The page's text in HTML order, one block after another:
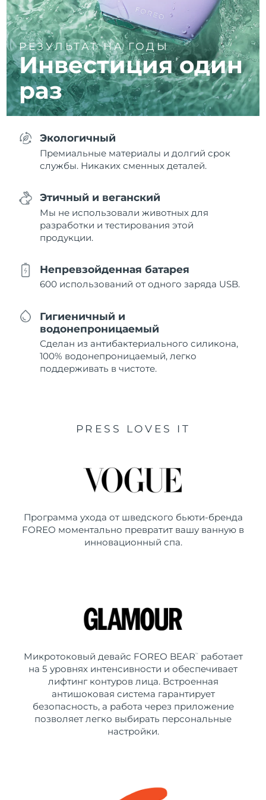
РЕЗУЛЬТАТ НА ГОДЫ
Инвестиция один
раз
Экологичный
Премиальные материалы и долгий срок
службы. Никаких сменных деталей.
Этичный и веганский
Мы не использовали животных для
разработки и тестирования этой
продукции.
Непревзойденная батарея
600 использований от одного заряда USB.
Гигиеничный и
водонепроницаемый
Сделан из антибактериального силикона,
100% водонепроницаемый, легко
поддерживать в чистоте.
PRESS LOVES IT
Программа ухода от шведского бьюти-бренда
FOREO моментально превратит вашу ванную в
инновационный спа.
Микротоковый девайс FOREO BEAR ™
работает
на 5 уровнях интенсивности и обеспечивает
лифтинг контуров лица. Встроенная
антишоковая система гарантирует
безопасность, а работа через приложение
позволяет легко выбирать персональные
настройки.